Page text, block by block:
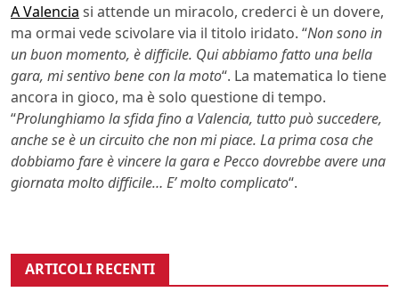
A Valencia si attende un miracolo, crederci è un dovere,
ma ormai vede scivolare via il titolo iridato. “Non sono in
un buon momento, è difficile. Qui abbiamo fatto una bella
gara, mi sentivo bene con la moto“. La matematica lo tiene
ancora in gioco, ma è solo questione di tempo.
“Prolunghiamo la sfida fino a Valencia, tutto può succedere,
anche se è un circuito che non mi piace. La prima cosa che
dobbiamo fare è vincere la gara e Pecco dovrebbe avere una
giornata molto difficile… E’ molto complicato“.
ARTICOLI RECENTI